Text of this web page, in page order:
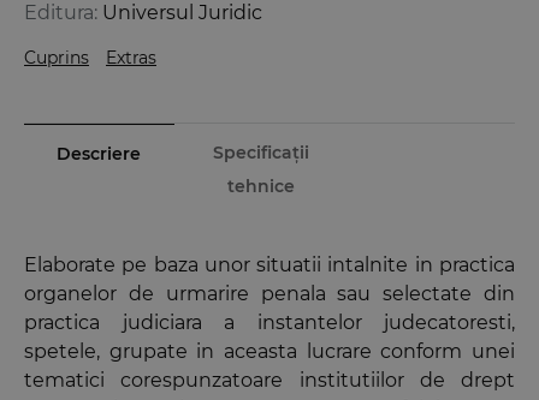
Editura: Universul Juridic
Cuprins Extras
Descriere
Specificații
tehnice
Elaborate pe baza unor situatii intalnite in practica
organelor de urmarire penala sau selectate din
practica judiciara a instantelor judecatoresti,
spetele, grupate in aceasta lucrare conform unei
tematici corespunzatoare institutiilor de drept